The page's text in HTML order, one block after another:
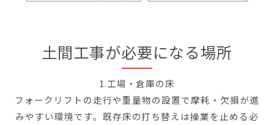
土間工事が必要になる場所
1.工場・倉庫の床
フォークリフトの走行や重量物の設置で摩耗・欠損が進
みやすい環境です。既存床の打ち替えは操業を止める必